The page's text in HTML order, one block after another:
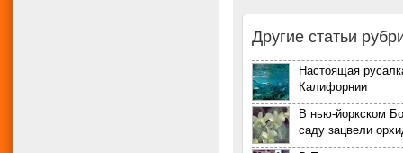
Другие статьи
Настоящая
Калифорнии
В нью-йоркском
саду зацвели